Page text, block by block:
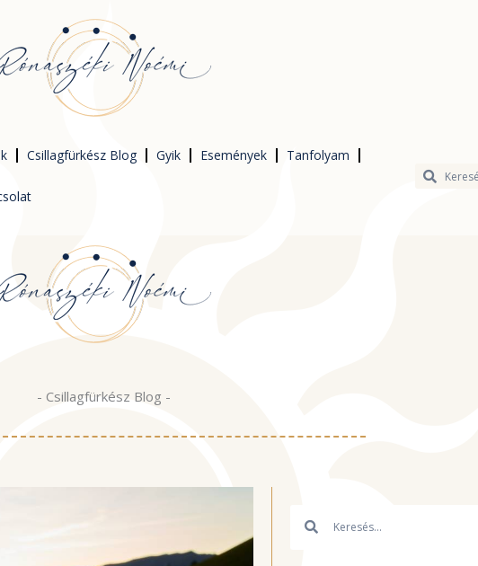
Csillagfürkész Blog Gyik Események Tanfolyam
Keresés
- Csillagfürkész Blog -